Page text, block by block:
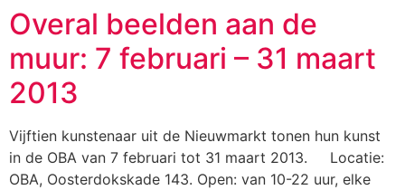
Overal beelden aan de
muur: 7 februari – 31 maart
2013
Vijftien kunstenaar uit de Nieuwmarkt tonen hun kunst
in de OBA van 7 februari tot 31 maart 2013. Locatie:
OBA, Oosterdokskade 143. Open: van 10-22 uur, elke